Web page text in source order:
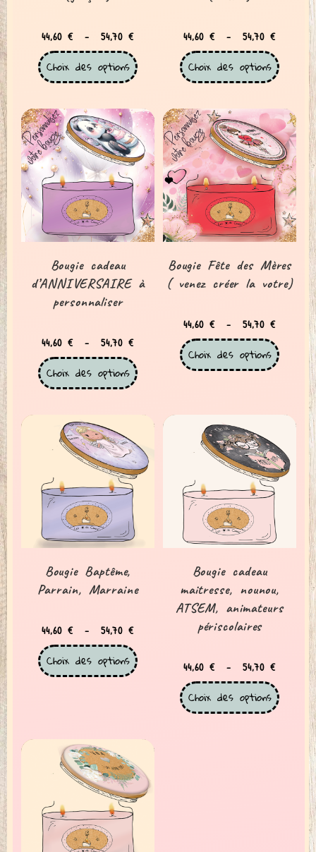
44,60€ – 54,70 €
Choix des options
44,60€ – 54,70 €
Choix des options
Bougie cadeau
d’ANNIVERSAIRE à
personnaliser
44,60€ – 54,70 €
Choix des options
Bougie Fête des Mères
( venez créer la votre)
44,60€ – 54,70 €
Choix des options
Bougie Baptême,
Parrain, Marraine
44,60€ – 54,70 €
Choix des options
Bougie cadeau
maitresse, nounou,
ATSEM, animateurs
périscolaires
44,60€ – 54,70 €
Choix des options